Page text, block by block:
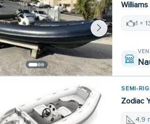
1 ×
SEMI-
Zodiac
4,9